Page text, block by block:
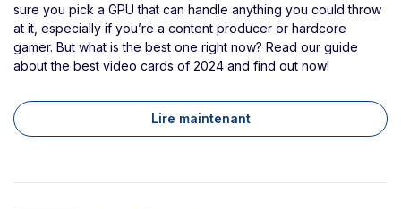
sure you pick a GPU that can handle anything you could throw
at it, especially if you’re a content producer or hardcore
gamer. But what is the best one right now? Read our guide
about the best video cards of 2024 and find out now!
Lire maintenant